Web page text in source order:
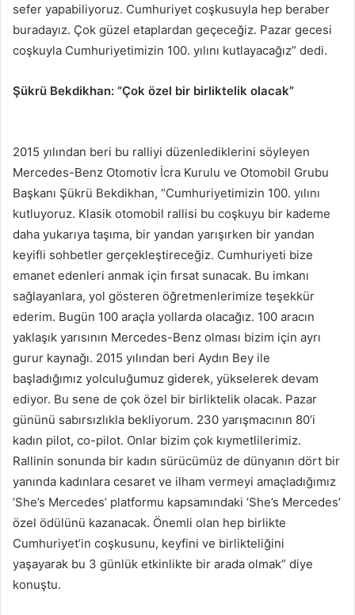
sefer yapabiliyoruz. Cumhuriyet coşkusuyla hep beraber
buradayız. Çok güzel etaplardan geçeceğiz. Pazar gecesi
coşkuyla Cumhuriyetimizin 100. yılını kutlayacağız” dedi.
Şükrü Bekdikhan: “Çok özel bir birliktelik olacak”
2015 yılından beri bu ralliyi düzenlediklerini söyleyen
Mercedes-Benz Otomotiv İcra Kurulu ve Otomobil Grubu
Başkanı Şükrü Bekdikhan, “Cumhuriyetimizin 100. yılını
kutluyoruz. Klasik otomobil rallisi bu coşkuyu bir kademe
daha yukarıya taşıma, bir yandan yarışırken bir yandan
keyifli sohbetler gerçekleştireceğiz. Cumhuriyeti bize
emanet edenleri anmak için fırsat sunacak. Bu imkanı
sağlayanlara, yol gösteren öğretmenlerimize teşekkür
ederim. Bugün 100 araçla yollarda olacağız. 100 aracın
yaklaşık yarısının Mercedes-Benz olması bizim için ayrı
gurur kaynağı. 2015 yılından beri Aydın Bey ile
başladığımız yolculuğumuz giderek, yükselerek devam
ediyor. Bu sene de çok özel bir birliktelik olacak. Pazar
gününü sabırsızlıkla bekliyorum. 230 yarışmacının 80’i
kadın pilot, co-pilot. Onlar bizim çok kıymetlilerimiz.
Rallinin sonunda bir kadın sürücümüz de dünyanın dört bir
yanında kadınlara cesaret ve ilham vermeyi amaçladığımız
’She’s Mercedes’ platformu kapsamındaki ’She’s Mercedes’
özel ödülünü kazanacak. Önemli olan hep birlikte
Cumhuriyet’in coşkusunu, keyfini ve birlikteliğini
yaşayarak bu 3 günlük etkinlikte bir arada olmak” diye
konuştu.